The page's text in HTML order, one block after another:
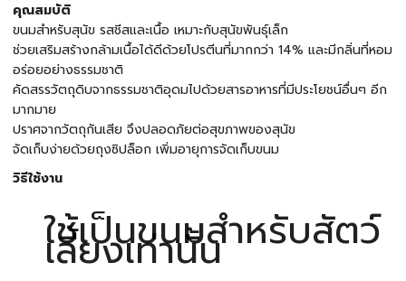
คุณสมบัติ
ขนมสำหรับสุนัข รสชีสและเนื้อ เหมาะกับสุนัขพันธุ์เล็ก
ช่วยเสริมสร้างกล้ามเนื้อได้ดีด้วยโปรตีนที่มากกว่า 14% และมีกลิ่นที่หอม
อร่อยอย่างธรรมชาติ
คัดสรรวัตถุดิบจากธรรมชาติอุดมไปด้วยสารอาหารที่มีประโยชน์อื่นๆ อีก
มากมาย
ปราศจากวัตถุกันเสีย จึงปลอดภัยต่อสุขภาพของสุนัข
จัดเก็บง่ายด้วยถุงซิปล็อก เพิ่มอายุการจัดเก็บขนม
วิธีใช้งาน
ใช้เป็นขนมสำหรับสัตว์
เลี้ยงเท่านั้น